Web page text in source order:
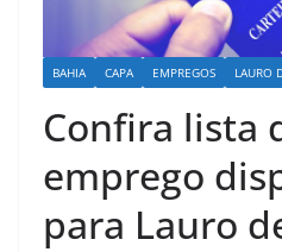
BAHIA CAPA EMPREGOS LAURO
Confira lista
emprego
para Lauro